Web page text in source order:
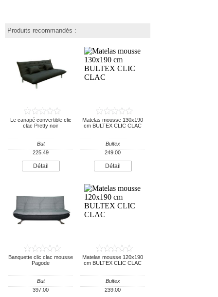
Produits recommandés :
Le canapé convertible clic
clac Pretty noir
But
225.49
Détail
Matelas mousse 130x190
cm BULTEX CLIC CLAC
Bultex
249.00
Détail
Banquette clic clac mousse
Pagode
But
397.00
Matelas mousse 120x190
cm BULTEX CLIC CLAC
Bultex
239.00